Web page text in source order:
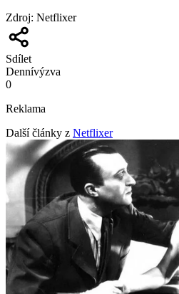
Zdroj: Netflixer
Sdílet
Dennívýzva
0
Reklama
Další články z Netflixer